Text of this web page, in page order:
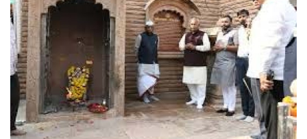
छत्तीसगढ़
राजस्थान
पंजाब
उत्तराखंड